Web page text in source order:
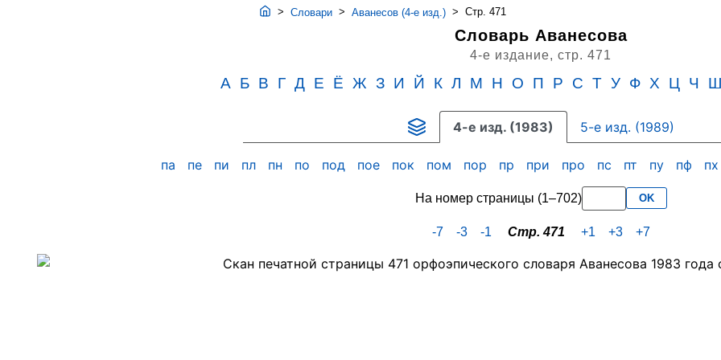
> Словари > Аванесов (4-е изд.) > Стр. 471
Словарь Аванесова
4-е издание, стр. 471
А Б В Г Д Е Ё Ж З И Й К Л М Н О П Р С Т У Ф Х Ц Ч Ш
4-е изд. (1983) 5-е изд. (1989)
па пе пи пл пн по под пое пок пом пор пр при про пс пт пу пф
На номер страницы (1–702) OK
-7 -3 -1 Стр. 471 +1 +3 +7
Скан